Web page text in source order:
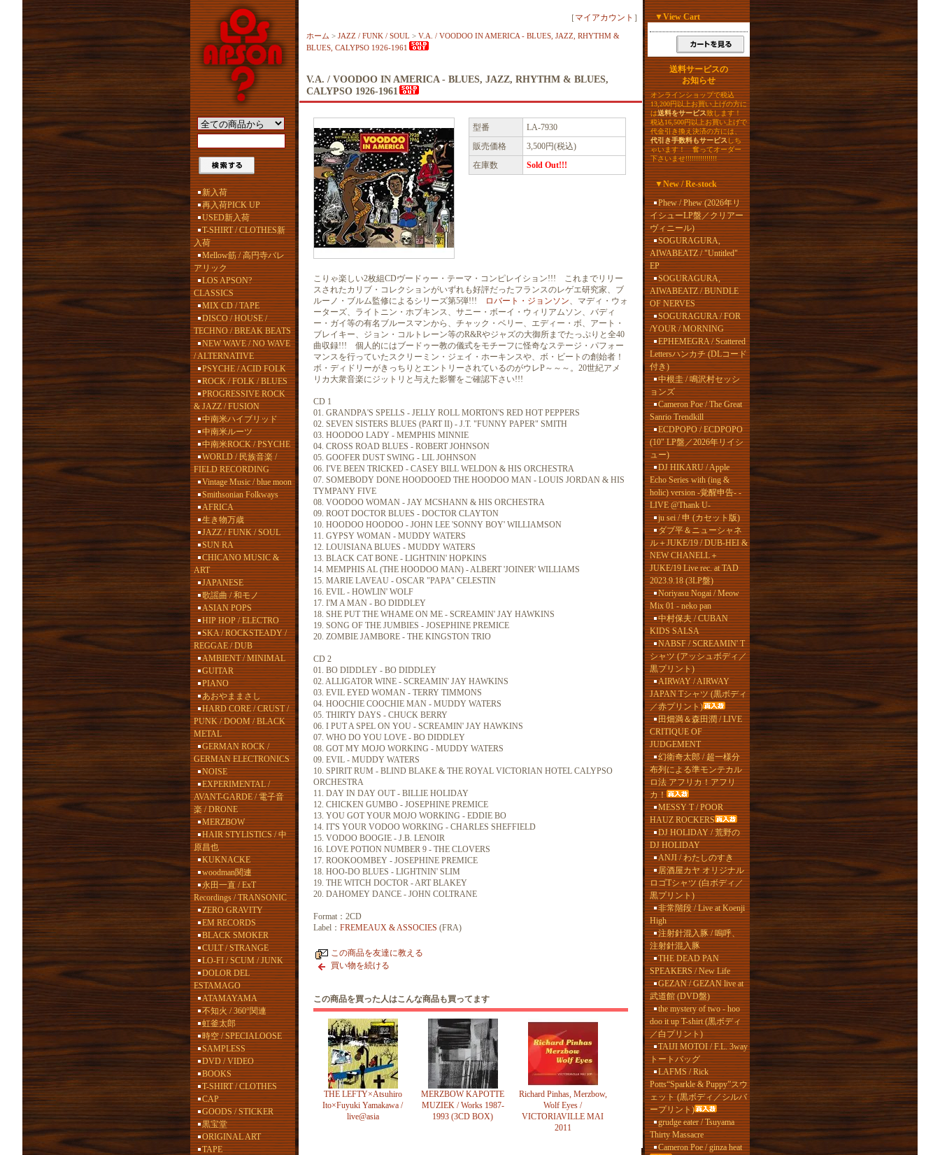
新入荷
再入荷PICK UP
USED新入荷
T-SHIRT / CLOTHES新
入荷
Mellow筋 / 高円寺バレ
アリック
LOS APSON?
CLASSICS
MIX CD / TAPE
DISCO / HOUSE /
TECHNO / BREAK BEATS
NEW WAVE / NO WAVE
/ ALTERNATIVE
PSYCHE / ACID FOLK
ROCK / FOLK / BLUES
PROGRESSIVE ROCK
& JAZZ / FUSION
中南米ハイブリッド
中南米ルーツ
中南米ROCK / PSYCHE
WORLD / 民族音楽 /
FIELD RECORDING
Vintage Music / blue moon
Smithsonian Folkways
AFRICA
生き物万歳
JAZZ / FUNK / SOUL
SUN RA
CHICANO MUSIC &
ART
JAPANESE
歌謡曲 / 和モノ
ASIAN POPS
HIP HOP / ELECTRO
SKA / ROCKSTEADY /
REGGAE / DUB
AMBIENT / MINIMAL
GUITAR
PIANO
あおやままさし
HARD CORE / CRUST /
PUNK / DOOM / BLACK
METAL
GERMAN ROCK /
GERMAN ELECTRONICS
NOISE
EXPERIMENTAL /
AVANT-GARDE / 電子音
楽 / DRONE
MERZBOW
HAIR STYLISTICS / 中
原昌也
KUKNACKE
woodman関連
永田一直 / ExT
Recordings / TRANSONIC
ZERO GRAVITY
EM RECORDS
BLACK SMOKER
CULT / STRANGE
LO-FI / SCUM / JUNK
DOLOR DEL
ESTAMAGO
ATAMAYAMA
不知火 / 360°関連
虹釜太郎
時空 / SPECIALOOSE
SAMPLESS
DVD / VIDEO
BOOKS
T-SHIRT / CLOTHES
CAP
GOODS / STICKER
黒宝堂
ORIGINAL ART
TAPE
［ マイアカウント ］
ホーム > JAZZ / FUNK / SOUL > V.A. / VOODOO IN AMERICA - BLUES, JAZZ, RHYTHM &
BLUES, CALYPSO 1926-1961
V.A. / VOODOO IN AMERICA - BLUES, JAZZ, RHYTHM & BLUES,
CALYPSO 1926-1961
型番
LA-7930
販売価格
3,500円(税込)
在庫数
Sold Out!!!
こりゃ楽しい2枚組CDヴードゥー・テーマ・コンピレイション!!! これまでリリー
スされたカリブ・コレクションがいずれも好評だったフランスのレゲエ研究家、ブ
ルーノ・ブルム監修によるシリーズ第5弾!!!
ロバート・ジョンソン、マディ・ウォ
ーターズ、ライトニン・ホプキンス、サニー・ボーイ・ウィリアムソン、バディ
ー・ガイ等の有名ブルースマンから、チャック・ベリー、エディー・ボ、アート・
ブレイキー、ジョン・コルトレーン等のR&Rやジャズの大御所までたっぷりと全40
曲収録!!! 個人的にはブードゥー教の儀式をモチーフに怪奇なステージ・パフォー
マンスを行っていたスクリーミン・ジェイ・ホーキンスや、ボ・ビートの創始者！
ボ・ディドリーがきっちりとエントリーされているのがウレP～～～。20世紀アメ
リカ大衆音楽にジットリと与えた影響をご確認下さい!!!
CD 1
01. GRANDPA'S SPELLS - JELLY ROLL MORTON'S RED HOT PEPPERS
02. SEVEN SISTERS BLUES (PART II) - J.T. "FUNNY PAPER" SMITH
03. HOODOO LADY - MEMPHIS MINNIE
04. CROSS ROAD BLUES - ROBERT JOHNSON
05. GOOFER DUST SWING - LIL JOHNSON
06. I'VE BEEN TRICKED - CASEY BILL WELDON & HIS ORCHESTRA
07. SOMEBODY DONE HOODOOED THE HOODOO MAN - LOUIS JORDAN & HIS
TYMPANY FIVE
08. VOODOO WOMAN - JAY MCSHANN & HIS ORCHESTRA
09. ROOT DOCTOR BLUES - DOCTOR CLAYTON
10. HOODOO HOODOO - JOHN LEE 'SONNY BOY' WILLIAMSON
11. GYPSY WOMAN - MUDDY WATERS
12. LOUISIANA BLUES - MUDDY WATERS
13. BLACK CAT BONE - LIGHTNIN' HOPKINS
14. MEMPHIS AL (THE HOODOO MAN) - ALBERT 'JOINER' WILLIAMS
15. MARIE LAVEAU - OSCAR "PAPA" CELESTIN
16. EVIL - HOWLIN' WOLF
17. I'M A MAN - BO DIDDLEY
18. SHE PUT THE WHAME ON ME - SCREAMIN' JAY HAWKINS
19. SONG OF THE JUMBIES - JOSEPHINE PREMICE
20. ZOMBIE JAMBORE - THE KINGSTON TRIO
CD 2
01. BO DIDDLEY - BO DIDDLEY
02. ALLIGATOR WINE - SCREAMIN' JAY HAWKINS
03. EVIL EYED WOMAN - TERRY TIMMONS
04. HOOCHIE COOCHIE MAN - MUDDY WATERS
05. THIRTY DAYS - CHUCK BERRY
06. I PUT A SPEL ON YOU - SCREAMIN' JAY HAWKINS
07. WHO DO YOU LOVE - BO DIDDLEY
08. GOT MY MOJO WORKING - MUDDY WATERS
09. EVIL - MUDDY WATERS
10. SPIRIT RUM - BLIND BLAKE & THE ROYAL VICTORIAN HOTEL CALYPSO
ORCHESTRA
11. DAY IN DAY OUT - BILLIE HOLIDAY
12. CHICKEN GUMBO - JOSEPHINE PREMICE
13. YOU GOT YOUR MOJO WORKING - EDDIE BO
14. IT'S YOUR VODOO WORKING - CHARLES SHEFFIELD
15. VODOO BOOGIE - J.B. LENOIR
16. LOVE POTION NUMBER 9 - THE CLOVERS
17. ROOKOOMBEY - JOSEPHINE PREMICE
18. HOO-DO BLUES - LIGHTNIN' SLIM
19. THE WITCH DOCTOR - ART BLAKEY
20. DAHOMEY DANCE - JOHN COLTRANE
Format：2CD
Label： FREMEAUX & ASSOCIES (FRA)
この商品を友達に教える
買い物を続ける
この商品を買った人はこんな商品も買ってます
THE LEFTY×Atsuhiro
Ito×Fuyuki Yamakawa /
live@asia
MERZBOW KAPOTTE
MUZIEK / Works 1987-
1993 (3CD BOX)
Richard Pinhas, Merzbow,
Wolf Eyes /
VICTORIAVILLE MAI
2011
▼View Cart
送料サービスの
お知らせ
オンラインショップで税込
13,200円以上お買い上げの方に
は送料をサービス致します！
税込16,500円以上お買い上げで
代金引き換え決済の方には、
代引き手数料もサービスしち
ゃいます！ 奮ってオーダー
下さいませ!!!!!!!!!!!!!!!
▼New / Re-stock
Phew / Phew (2026年リ
イシューLP盤／クリアー
ヴィニール)
SOGURAGURA,
AIWABEATZ / "Untitled"
EP
SOGURAGURA,
AIWABEATZ / BUNDLE
OF NERVES
SOGURAGURA / FOR
/YOUR / MORNING
EPHEMEGRA / Scattered
Lettersハンカチ (DLコード
付き)
中根圭 / 鳴沢村セッシ
ョンズ
Cameron Poe / The Great
Sanrio Trendkill
ECDPOPO / ECDPOPO
(10" LP盤／2026年リイシ
ュー)
DJ HIKARU / Apple
Echo Series with (ing &
holic) version -覚醒申告- -
LIVE @Thank U-
ju sei / 申 (カセット版)
ダブ平＆ニューシャネ
ル＋JUKE/19 / DUB-HEI &
NEW CHANELL＋
JUKE/19 Live rec. at TAD
2023.9.18 (3LP盤)
Noriyasu Nogai / Meow
Mix 01 - neko pan
中村保夫 / CUBAN
KIDS SALSA
NABSF / SCREAMIN' T
シャツ (アッシュボディ／
黒プリント)
AIRWAY / AIRWAY
JAPAN Tシャツ (黒ボディ
／赤プリント)
田畑満＆森田潤 / LIVE
CRITIQUE OF
JUDGEMENT
幻衛奇太郎 / 超一様分
布列による準モンテカル
ロ法 アフリカ！アフリ
カ！
MESSY T / POOR
HAUZ ROCKERS
DJ HOLIDAY / 荒野の
DJ HOLIDAY
ANJI / わたしのすき
居酒屋カヤ オリジナル
ロゴTシャツ (白ボディ／
黒プリント)
非常階段 / Live at Koenji
High
注射針混入豚 / 嗚呼、
注射針混入豚
THE DEAD PAN
SPEAKERS / New Life
GEZAN / GEZAN live at
武道館 (DVD盤)
the mystery of two - hoo
doo it up T-shirt (黒ボディ
／白プリント)
TAIJI MOTOI / F.L. 3way
トートバッグ
LAFMS / Rick
Potts“Sparkle & Puppy”スウ
ェット (黒ボディ／シルバ
ープリント)
grudge eater / Tsuyama
Thirty Massacre
Cameron Poe / ginza heat